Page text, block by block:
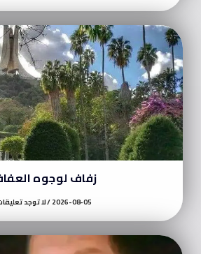
زفاف لوجوه العفاف
2026-08-05 لا توجد تعليقات